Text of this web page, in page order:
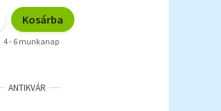
Kosárba
4 - 6 munkanap
ANTIKVÁR